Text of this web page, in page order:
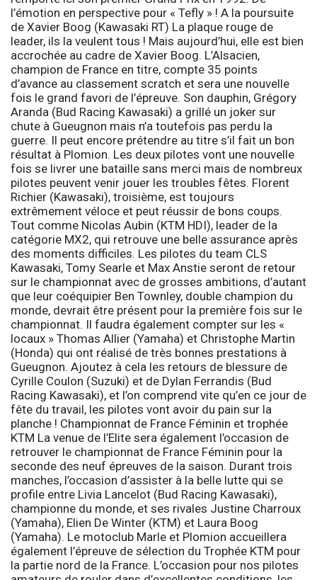
l’émotion en perspective pour « Tefly » ! A la poursuite
de Xavier Boog (Kawasaki RT) La plaque rouge de
leader, ils la veulent tous ! Mais aujourd’hui, elle est bien
accrochée au cadre de Xavier Boog. L’Alsacien,
champion de France en titre, compte 35 points
d’avance au classement scratch et sera une nouvelle
fois le grand favori de l’épreuve. Son dauphin, Grégory
Aranda (Bud Racing Kawasaki) a grillé un joker sur
chute à Gueugnon mais n’a toutefois pas perdu la
guerre. Il peut encore prétendre au titre s’il fait un bon
résultat à Plomion. Les deux pilotes vont une nouvelle
fois se livrer une bataille sans merci mais de nombreux
pilotes peuvent venir jouer les troubles fêtes. Florent
Richier (Kawasaki), troisième, est toujours
extrêmement véloce et peut réussir de bons coups.
Tout comme Nicolas Aubin (KTM HDI), leader de la
catégorie MX2, qui retrouve une belle assurance après
des moments difficiles. Les pilotes du team CLS
Kawasaki, Tomy Searle et Max Anstie seront de retour
sur le championnat avec de grosses ambitions, d’autant
que leur coéquipier Ben Townley, double champion du
monde, devrait être présent pour la première fois sur le
championnat. Il faudra également compter sur les «
locaux » Thomas Allier (Yamaha) et Christophe Martin
(Honda) qui ont réalisé de très bonnes prestations à
Gueugnon. Ajoutez à cela les retours de blessure de
Cyrille Coulon (Suzuki) et de Dylan Ferrandis (Bud
Racing Kawasaki), et l’on comprend vite qu’en ce jour de
fête du travail, les pilotes vont avoir du pain sur la
planche ! Championnat de France Féminin et trophée
KTM La venue de l’Elite sera également l’occasion de
retrouver le championnat de France Féminin pour la
seconde des neuf épreuves de la saison. Durant trois
manches, l’occasion d’assister à la belle lutte qui se
profile entre Livia Lancelot (Bud Racing Kawasaki),
championne du monde, et ses rivales Justine Charroux
(Yamaha), Elien De Winter (KTM) et Laura Boog
(Yamaha). Le motoclub Marle et Plomion accueillera
également l’épreuve de sélection du Trophée KTM pour
la partie nord de la France. L’occasion pour nos pilotes